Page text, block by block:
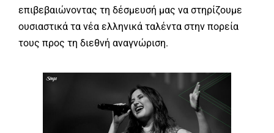
επιβεβαιώνοντας τη δέσμευσή μας να στηρίζουμε
ουσιαστικά τα νέα ελληνικά ταλέντα στην πορεία
τους προς τη διεθνή αναγνώριση.